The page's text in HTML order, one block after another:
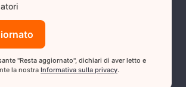
"Resta aggiornato", dichiari di aver letto e
la nostra Informativa sulla privacy.